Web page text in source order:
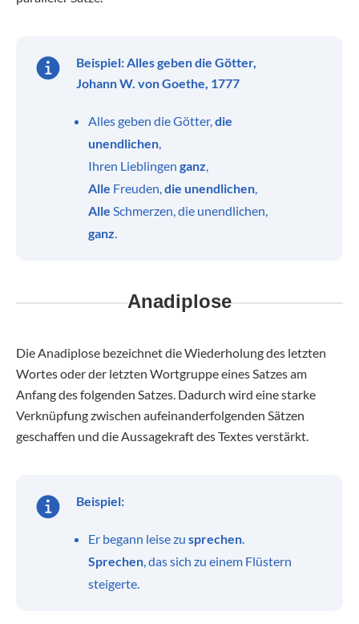
Beispiel:Alles geben die Götter,
Johann W. von Goethe, 1777
Alles geben die Götter,die
unendlichen,
Ihren Lieblingen ganz,
Alle Freuden,die unendlichen,
Alle Schmerzen, die unendlichen,
ganz.
Anadiplose
Die Anadiplose bezeichnet die Wiederholung des letzten
Wortes oder der letzten Wortgruppe eines Satzes am
Anfang des folgenden Satzes. Dadurch wird eine starke
Verknüpfung zwischen aufeinanderfolgenden Sätzen
geschaffen und die Aussagekraft des Textes verstärkt.
Beispiel:
Er begann leise zu sprechen.
Sprechen, das sich zu einem Flüstern
steigerte.